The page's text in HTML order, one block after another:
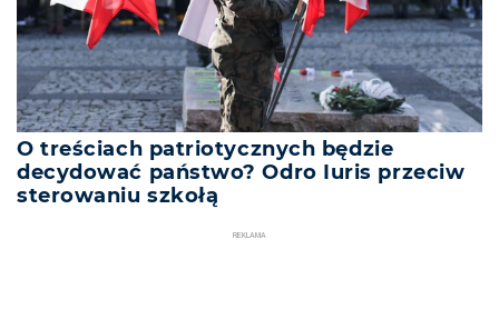
O treściach patriotycznych będzie
decydować państwo? Odro Iuris przeciw
sterowaniu szkołą
REKLAMA